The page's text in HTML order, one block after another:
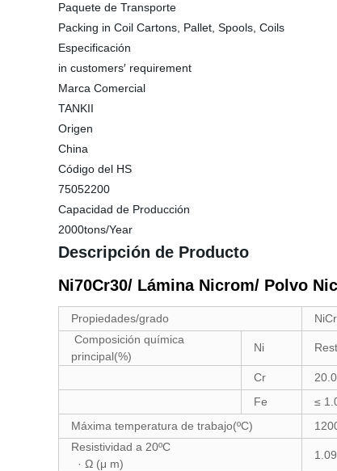
Paquete de Transporte
Packing in Coil Cartons, Pallet, Spools, Coils
Especificación
in customers′ requirement
Marca Comercial
TANKII
Origen
China
Código del HS
75052200
Capacidad de Producción
2000tons/Year
Descripción de Producto
Ni70Cr30/ Lámina Nicrom/ Polvo
Propiedades/grado
Composición química
principal(%)
Ni
Cr
Fe
≤
Máxima temperatura de trabajo(ºC)
Resistividad a 20ºC
· Ω (μ m)
1.09